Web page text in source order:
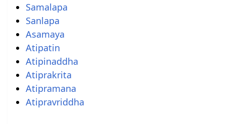
Samalapa
Sanlapa
Asamaya
Atipatin
Atipinaddha
Atiprakrita
Atipramana
Atipravriddha